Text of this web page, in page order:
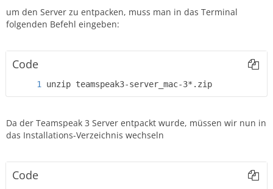
um den Server zu entpacken, muss man in das Terminal
folgenden Befehl eingeben:
Code
unzip teamspeak3-server_mac-3*.zip
Da der Teamspeak 3 Server entpackt wurde, müssen wir nun in
das Installations-Verzeichnis wechseln
Code